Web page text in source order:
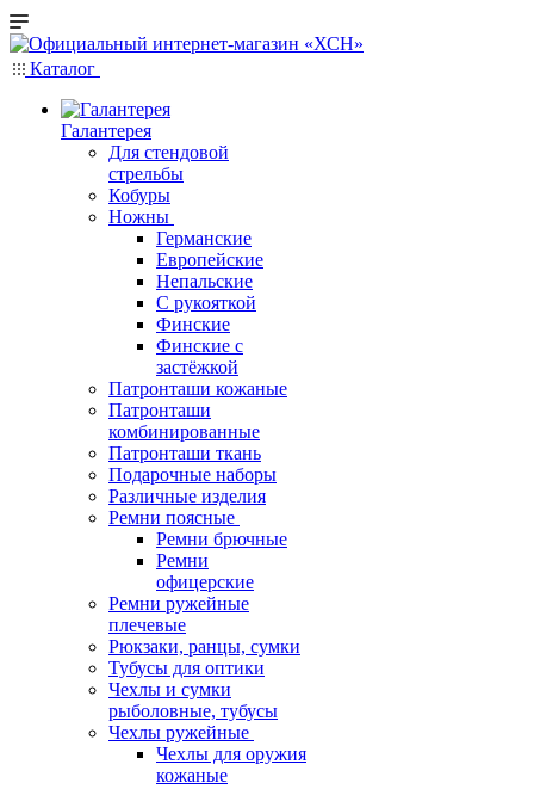
Каталог
Галантерея
Для стендовой
стрельбы
Кобуры
Ножны
Германские
Европейские
Непальские
С рукояткой
Финские
Финские с
застёжкой
Патронташи кожаные
Патронташи
комбинированные
Патронташи ткань
Подарочные наборы
Различные изделия
Ремни поясные
Ремни брючные
Ремни
офицерские
Ремни ружейные
плечевые
Рюкзаки, ранцы, сумки
Тубусы для оптики
Чехлы и сумки
рыболовные, тубусы
Чехлы ружейные
Чехлы для оружия
кожаные